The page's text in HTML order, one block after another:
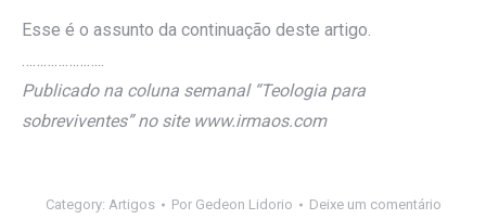
Esse é o assunto da continuação deste artigo.
…………………..
Publicado na coluna semanal “Teologia para
sobreviventes” no site www.irmaos.com
Category: Artigos Por Gedeon Lidorio Deixe um comentário